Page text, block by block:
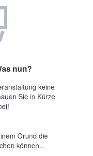
nun?
keine
Sie in Kürze
Grund die
können...